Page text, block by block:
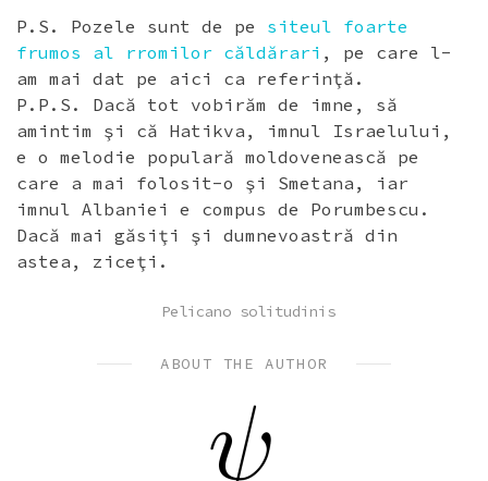
P.S. Pozele sunt de pe siteul foarte
frumos al rromilor căldărari , pe care l-
am mai dat pe aici ca referinţă.
P.P.S. Dacă tot vobirăm de imne, să
amintim şi că Hatikva, imnul Israelului,
e o melodie populară moldovenească pe
care a mai folosit-o şi Smetana, iar
imnul Albaniei e compus de Porumbescu.
Dacă mai găsiţi şi dumnevoastră din
astea, ziceţi.
POSTED
Pelicano solitudinis
ABOUT THE AUTHOR